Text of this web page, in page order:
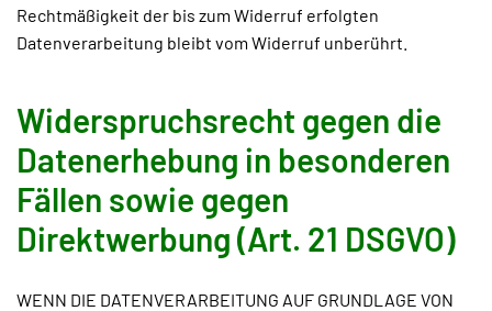
Rechtmäßigkeit der bis zum Widerruf erfolgten
Datenverarbeitung bleibt vom Widerruf unberührt.
Widerspruchsrecht gegen die
Datenerhebung in besonderen
Fällen sowie gegen
Direktwerbung (Art. 21 DSGVO)
WENN DIE DATENVERARBEITUNG AUF GRUNDLAGE VON